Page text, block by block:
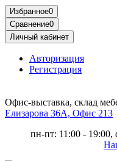
Избранное0
Сравнение0
Личный кабинет
Авторизация
Регистрация
Офис-выставка, склад
Елизарова 36А, Офис 213
пн-пт: 11:00 - 19:00,